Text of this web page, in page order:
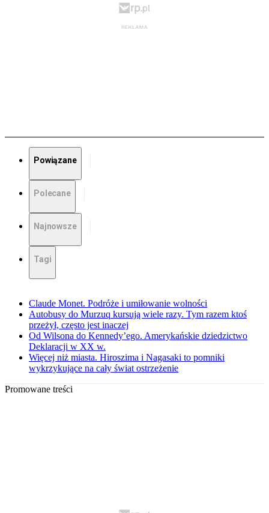
Powiązane
Polecane
Najnowsze
Tagi
Claude Monet. Podróże i umiłowanie wolności
Autobusy do Murzuq kursują wiele razy. Tym razem ktoś
przeżył, często jest inaczej
Od Wilsona do Kennedy’ego. Amerykańskie dziedzictwo
Deklaracji w XX w.
Więcej niż miasta. Hiroszima i Nagasaki to pomniki
wykrzykujące na cały świat ostrzeżenie
Promowane treści